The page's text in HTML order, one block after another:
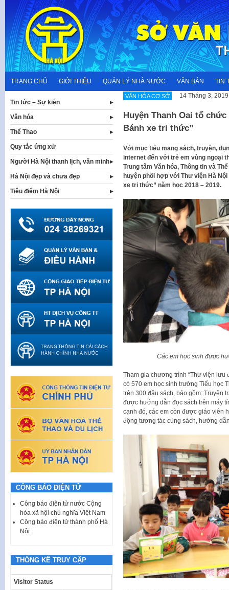
content
TRANG CHỦ GIỚI THIỆU QUẢN LÝ NHÀ NƯỚC VĂN BẢN TIN
VĂN HÓA CƠ SỞ 14 Tháng 3, 2019
Huyện Thanh Oai tổ
Bánh xe tri thức”
Với mục tiêu mang sách, truyện,
internet đến với trẻ em vùng ngoại
Trung tâm Văn hóa, Thông tin và
huyện phối hợp với Thư viện Hà
xe tri thức” năm học 2018 – 2019.
Các em học sinh được
Tham gia chương trình “Thư viện lưu
có 570 em học sinh trường Tiểu học
trên 300 đầu sách, báo gồm: Truyện
được hướng dẫn đọc sách trên máy
cạnh đó, các em còn được giáo viên
động tương tác cùng sách, hướng
Tin tức – Sự kiện
Văn hóa
Thể Thao
Quy tắc ứng xử
Người Hà Nội thanh lịch, văn minh
Hà Nội đẹp và chưa đẹp
Tiêu điểm Hà Nội
CÔNG BÁO ĐIỆN TỬ
Công báo điện tử nước Cộng
hòa xã hội chủ nghĩa Việt Nam
Công báo điện tử thành phố Hà
Nội
THỐNG KÊ TRUY CẬP
Visitor Status